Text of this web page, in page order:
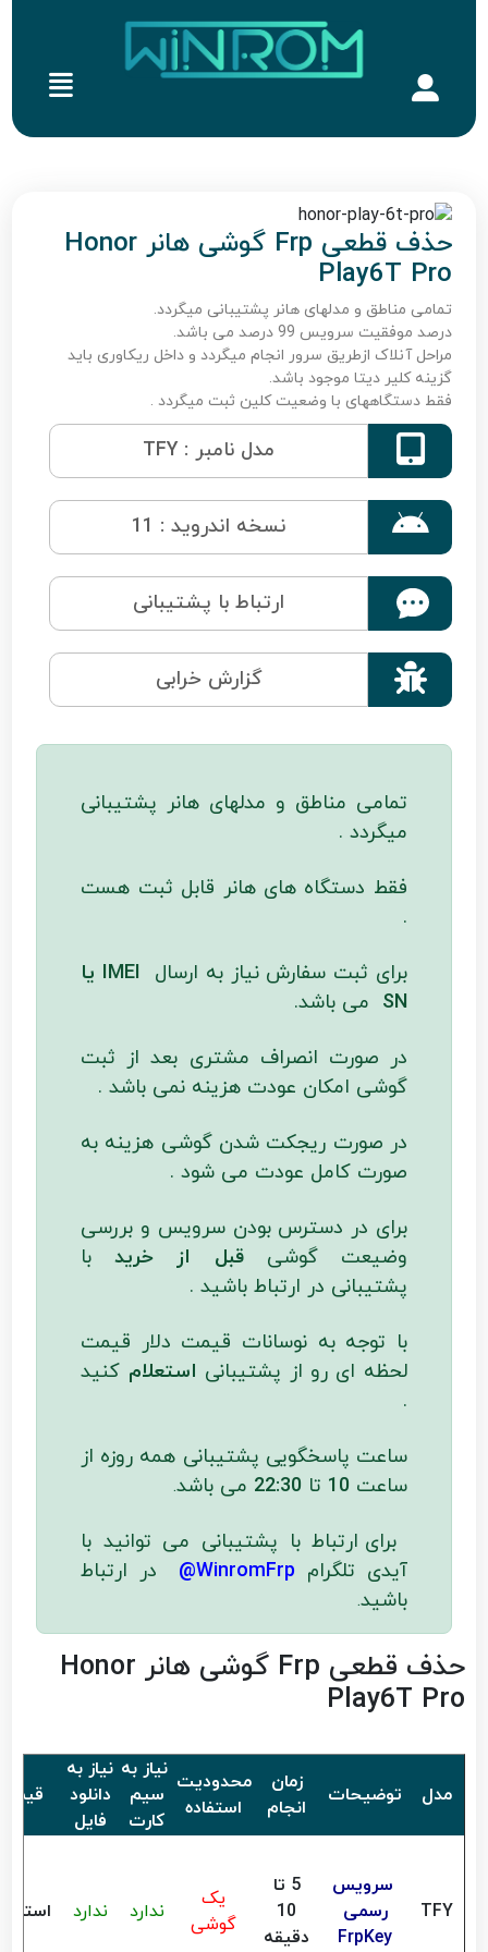
حذف قطعی Frp گوشی هانر Honor
Play6T Pro
تمامی مناطق و مدلهای هانر پشتیبانی میگردد.
درصد موفقیت سرویس 99 درصد می باشد.
مراحل آنلاک ازطریق سرور انجام میگردد و داخل ریکاوری باید
گزینه کلیر دیتا موجود باشد.
فقط دستگاههای با وضعیت کلین ثبت میگردد .
 مدل نامبر : TFY
 نسخه اندروید : 11
ارتباط با پشتیبانی
 گزارش خرابی
تمامی مناطق و مدلهای هانر پشتیبانی
میگردد .
فقط دستگاه های هانر قابل ثبت هست
.
برای ثبت سفارش نیاز به ارسال
IMEI یا
SN می باشد.
در صورت انصراف مشتری بعد از ثبت
گوشی امکان عودت هزینه نمی باشد .
در صورت ریجکت شدن گوشی هزینه به
صورت کامل عودت می شود .
برای در دسترس بودن سرویس و بررسی
وضیعت گوشیقبل از خریدبا
پشتیبانی در ارتباط باشید .
با توجه به نوسانات قیمت دلار قیمت
لحظه ای رو از پشتیبانی استعلام کنید
.
ساعت پاسخگویی پشتیبانی همه روزه از
ساعت 10 تا 22:30 می باشد.
برای ارتباط با پشتیبانی می توانید با
آیدی تلگرام WinromFrp@
در ارتباط
باشید.
حذف قطعی Frp گوشی هانر Honor
Play6T Pro
مدل توضیحات
زمان
انجام
محدودیت
استفاده
نیاز به
سیم
کارت
نیاز به
دانلود
فایل
TFY
سرویس
رسمی
FrpKey
5 تا
10
دقیقه
یک
گوشی
ندارد ندارد